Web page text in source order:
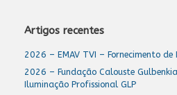
Artigos recentes
2026 – EMAV TVI – Fornecimento
2026 – Fundação Calouste
Iluminação Profissional GLP